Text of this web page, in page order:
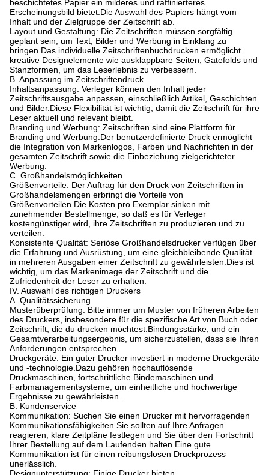
beschichtetes Papier ein milderes und raffinierteres
Erscheinungsbild bietet. Die Auswahl des Papiers hängt vom
Inhalt und der Zielgruppe der Zeitschrift ab.
Layout und Gestaltung: Die Zeitschriften müssen sorgfältig
geplant sein, um Text, Bilder und Werbung in Einklang zu
bringen. Das individuelle Zeitschriftenbuchdrucken ermöglicht
kreative Designelemente wie ausklappbare Seiten, Gatefolds und
Stanzformen, um das Leserlebnis zu verbessern.
B. Anpassung im Zeitschriftendruck
Inhaltsanpassung: Verleger können den Inhalt jeder
Zeitschriftsausgabe anpassen, einschließlich Artikel, Geschichten
und Bilder. Diese Flexibilität ist wichtig, damit die Zeitschrift für ihre
Leser aktuell und relevant bleibt.
Branding und Werbung: Zeitschriften sind eine Plattform für
Branding und Werbung. Der benutzerdefinierte Druck ermöglicht
die Integration von Markenlogos, Farben und Nachrichten in der
gesamten Zeitschrift sowie die Einbeziehung zielgerichteter
Werbung.
C. Großhandelsmöglichkeiten
Größenvorteile: Der Auftrag für den Druck von Zeitschriften in
Großhandelsmengen erbringt die Vorteile von
Größenvorteilen. Die Kosten pro Exemplar sinken mit
zunehmender Bestellmenge, so daß es für Verleger
kostengünstiger wird, ihre Zeitschriften zu produzieren und zu
verteilen.
Konsistente Qualität: Seriöse Großhandelsdrucker verfügen über
die Erfahrung und Ausrüstung, um eine gleichbleibende Qualität
in mehreren Ausgaben einer Zeitschrift zu gewährleisten. Dies ist
wichtig, um das Markenimage der Zeitschrift und die
Zufriedenheit der Leser zu erhalten.
IV. Auswahl des richtigen Druckers
A. Qualitätssicherung
Musterüberprüfung: Bitte immer um Muster von früheren Arbeiten
des Druckers, insbesondere für die spezifische Art von Buch oder
Zeitschrift, die du drucken möchtest.Bindungsstärke, und ein
Gesamtverarbeitungsergebnis, um sicherzustellen, dass sie Ihren
Anforderungen entsprechen.
Druckgeräte: Ein guter Drucker investiert in moderne Druckgeräte
und -technologie. Dazu gehören hochauflösende
Druckmaschinen, fortschrittliche Bindemaschinen und
Farbmanagementsysteme, um einheitliche und hochwertige
Ergebnisse zu gewährleisten.
B. Kundenservice
Kommunikation: Suchen Sie einen Drucker mit hervorragenden
Kommunikationsfähigkeiten. Sie sollten auf Ihre Anfragen
reagieren, klare Zeitpläne festlegen und Sie über den Fortschritt
Ihrer Bestellung auf dem Laufenden halten. Eine gute
Kommunikation ist für einen reibungslosen Druckprozess
unerlässlich.